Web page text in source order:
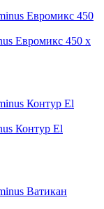
Евромикс 450 х
Контур El